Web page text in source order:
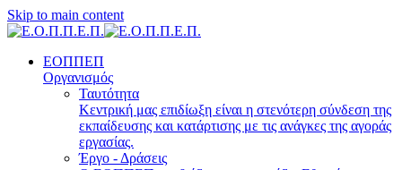
Skip to main content
ΕΟΠΠΕΠ
Οργανισμός
Ταυτότητα
Κεντρική μας επιδίωξη είναι η στενότερη σύνδεση της
εκπαίδευσης και κατάρτισης με τις ανάγκες της αγοράς
εργασίας.
Έργο - Δράσεις